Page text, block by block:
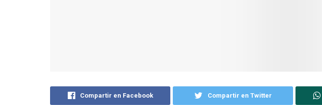
Compartir en Facebook Compartir en Twitter